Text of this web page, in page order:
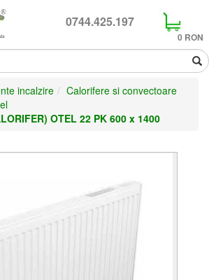
0744.425.197
0 RON
incalzire
Calorifere si convectoare
OTEL 22 PK 600 x 1400